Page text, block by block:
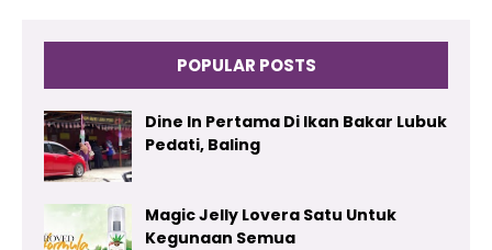
POPULAR POSTS
Dine In Pertama Di Ikan Bakar Lubuk
Pedati, Baling
Magic Jelly Lovera Satu Untuk
Kegunaan Semua